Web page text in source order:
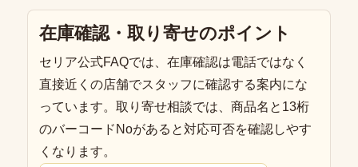
在庫確認・取り寄せのポイント
セリア公式FAQでは、在庫確認は電話ではなく
直接近くの店舗でスタッフに確認する案内にな
っています。取り寄せ相談では、商品名と13桁
のバーコードNoがあると対応可否を確認しやす
くなります。